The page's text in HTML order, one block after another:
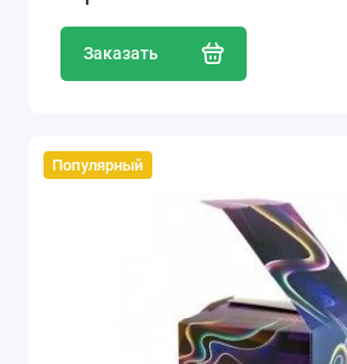
Заказать
Популярный